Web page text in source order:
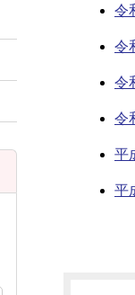
令
令
令
令
平
平